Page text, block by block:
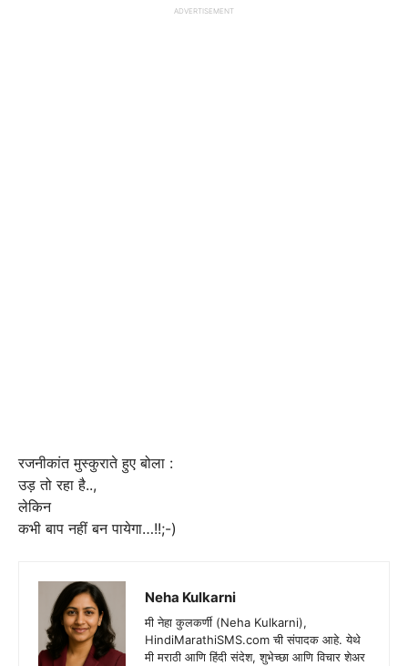
ADVERTISEMENT
रजनीकांत मुस्कुराते हुए बोला :
उड़ तो रहा है..,
लेकिन
कभी बाप नहीं बन पायेगा…!!;-)
Neha Kulkarni
मी नेहा कुलकर्णी (Neha Kulkarni),
HindiMarathiSMS.com ची संपादक आहे. येथे
मी मराठी आणि हिंदी संदेश, शुभेच्छा आणि विचार शेअर